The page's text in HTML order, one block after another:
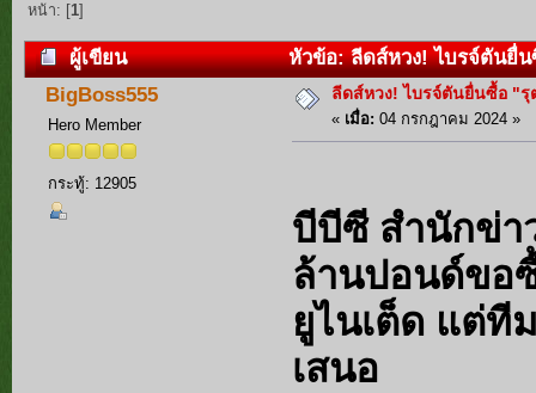
หน้า: [ 1]
ผู้เขียน
หัวข้อ: ลีดส์หวง! ไบรจ์ตันยื่
BigBoss555
Hero Member
กระทู้: 12905
ลีดส์หวง! ไบรจ์ตันยื่นซื้อ "
« เมื่อ: 04 กรกฎาคม 2024 »
บีบีซี สำนักข่า
ล้านปอนด์ขอ
ยูไนเต็ด แต่ที
เสนอ